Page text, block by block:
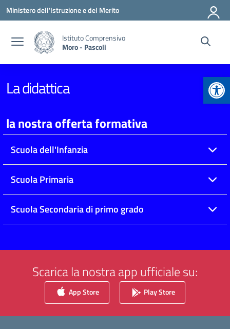
Vai ai contenuti
Vai al menu di navigazione
Vai al footer
Ministero dell'Istruzione e del Merito
Istituto Comprensivo
Moro - Pascoli
La didattica
la nostra offerta formativa
Scuola dell'Infanzia
Scuola Primaria
Scuola Secondaria di primo grado
Scarica la nostra app ufficiale su:
App Store Play Store